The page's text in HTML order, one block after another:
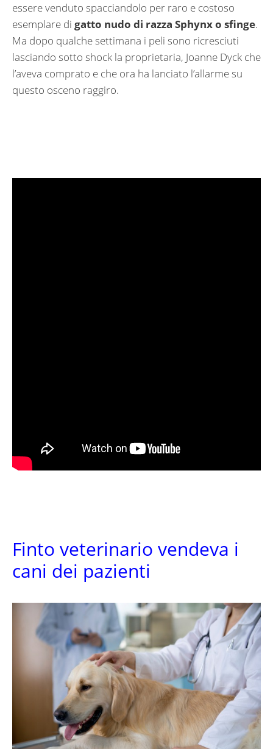
essere venduto spacciandolo per raro e costoso
esemplare di gatto nudo di razza Sphynx o sfinge.
Ma dopo qualche settimana i peli sono ricresciuti
lasciando sotto shock la proprietaria, Joanne Dyck che
l’aveva comprato e che ora ha lanciato l’allarme su
questo osceno raggiro.
Finto veterinario vendeva i
cani dei pazienti